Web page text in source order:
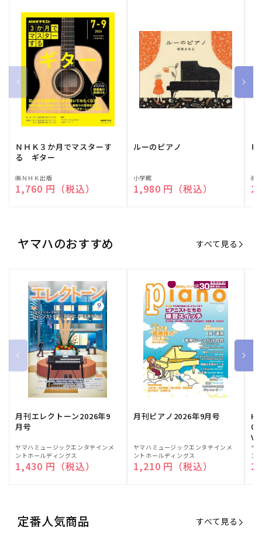
ＮＨＫ３か月でマスターす
る ギター
販
売
㈱ＮＨＫ出版
通常価格
1,760 円（税込）
ルーのピアノ
販
売
小学館
通常価格
1,980 円（税込）
ピ
販
売
㈱
ヤマハのおすすめ すべて見る
月刊エレクトーン2026年9
月号
販
売
元:
ヤマハミュージックエンタテインメ
ントホールディングス
通常価格
1,430 円（税込）
月刊ピアノ2026年9月号
販
売
元:
ヤマハミュージックエンタテインメ
ントホールディングス
通常価格
1,210 円（税込）
販
売
元:
ヤ
ン
定番人気商品 すべて見る